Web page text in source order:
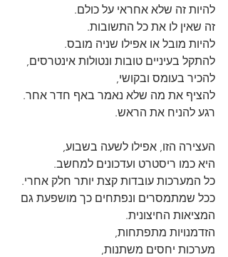
להיות זה שלא אחראי על כולם.
זה שאין לו את כל התשובות.
להיות מובל או אפילו שניה מובס.
להתקל בעיניים טובות ונטולות אינטרסים,
להכיר בעומס ובקושי,
להציף את מה שלא נאמר באף חדר אחר.
רגע להניח את הראש.
העצירה הזו, אפילו לשעה בשבוע,
היא כמו ריסטרט ועדכונים למחשב.
כל המערכות עובדות קצת יותר חלק אחרי.
ככל שמתמסרים ונפתחים כך מושפעת גם
המציאות החיצונית.
הזדמנויות מתפתחות,
מערכות יחסים משתנות,